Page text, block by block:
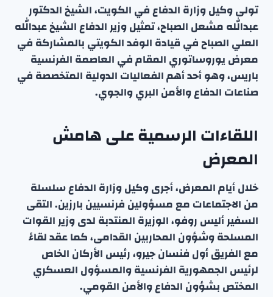
تولى وكيل وزارة الدفاع في الكويت، الشيخ الدكتور
عبدالله مشعل الصباح، تمثيل وزير الدفاع الشيخ عبدالله
العلي الصباح في قيادة الوفد الكويتي بالمشاركة في
معرض يوروساتوري المقام في العاصمة الفرنسية
باريس، وهو أحد أهم الفعاليات الدولية المتخصصة في
صناعات الدفاع والأمن البري والجوي.
اللقاءات الرسمية على هامش
المعرض
خلال أيام المعرض، أجرى وكيل وزارة الدفاع سلسلة
من الاجتماعات مع مسؤولين فرنسيين بارزين. التقى
السفير أليس روفو، الوزيرة المنتدبة لدى وزير القوات
المسلحة وشؤون المحاربين القدامى، كما عقد لقاءً
مع الفريق أول فنسان جيرو، رئيس الأركان الخاص
لرئيس الجمهورية الفرنسية والمسؤول العسكري
المختص بشؤون الدفاع والأمن القومي.